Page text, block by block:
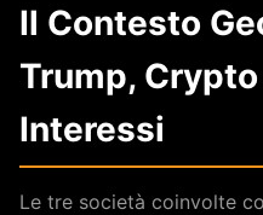
Il Contesto
Trump,
Interessi
Le tre società coinvolte